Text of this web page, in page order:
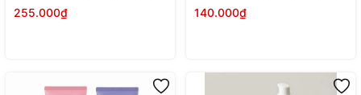
390ml
255.000₫
100ml
140.000₫